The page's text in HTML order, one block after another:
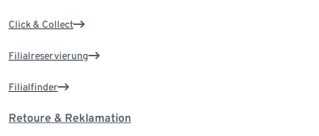
Click & Collect
Filialreservierung
Filialfinder
Retoure & Reklamation